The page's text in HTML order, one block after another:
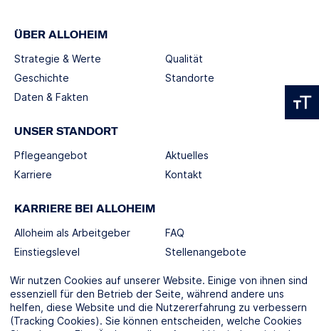
ÜBER ALLOHEIM
Strategie & Werte
Geschichte
Daten & Fakten
Qualität
Standorte
UNSER STANDORT
Pflegeangebot
Karriere
Aktuelles
Kontakt
KARRIERE BEI ALLOHEIM
Alloheim als Arbeitgeber
Einstiegslevel
FAQ
Stellenangebote
SOCIAL MEDIA
Wir nutzen Cookies auf unserer Website. Einige von ihnen sind
essenziell für den Betrieb der Seite, während andere uns
helfen, diese Website und die Nutzererfahrung zu verbessern
(Tracking Cookies). Sie können entscheiden, welche Cookies